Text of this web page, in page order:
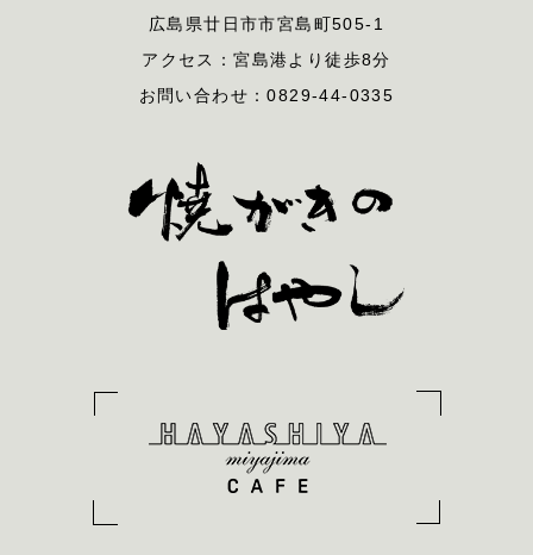
広島県廿日市市宮島町505-1
アクセス：宮島港より徒歩8分
お問い合わせ：0829-44-0335